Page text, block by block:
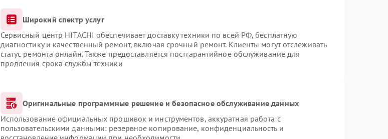
Широкий спектр услуг
Сервисный центр HITACHI обеспечивает доставку техники по всей РФ, бесплатную
диагностику и качественный ремонт, включая срочный ремонт. Клиенты могут отслеживать
статус ремонта онлайн. Также предоставляется постгарантийное обслуживание для
продления срока службы техники
Оригинальные программные решение и безопасное обслуживание данных
Использование официальных прошивок и инструментов, аккуратная работа с
пользовательскими данными: резервное копирование, конфиденциальность и